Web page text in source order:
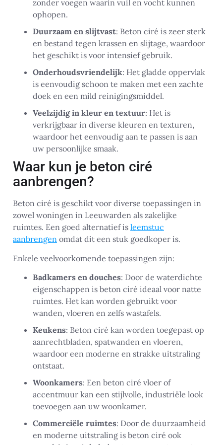
zonder voegen waarin vuil en vocht kunnen
ophopen.
Duurzaam en slijtvast: Beton ciré is zeer sterk
en bestand tegen krassen en slijtage, waardoor
het geschikt is voor intensief gebruik.
Onderhoudsvriendelijk: Het gladde oppervlak
is eenvoudig schoon te maken met een zachte
doek en een mild reinigingsmiddel.
Veelzijdig in kleur en textuur: Het is
verkrijgbaar in diverse kleuren en texturen,
waardoor het eenvoudig aan te passen is aan
uw persoonlijke smaak.
Waar kun je beton ciré
aanbrengen?
Beton ciré is geschikt voor diverse toepassingen in
zowel woningen in Leeuwarden als zakelijke
ruimtes. Een goed alternatief is leemstuc
aanbrengen omdat dit een stuk goedkoper is.
Enkele veelvoorkomende toepassingen zijn:
Badkamers en douches: Door de waterdichte
eigenschappen is beton ciré ideaal voor natte
ruimtes. Het kan worden gebruikt voor
wanden, vloeren en zelfs wastafels.
Keukens: Beton ciré kan worden toegepast op
aanrechtbladen, spatwanden en vloeren,
waardoor een moderne en strakke uitstraling
ontstaat.
Woonkamers: Een beton ciré vloer of
accentmuur kan een stijlvolle, industriële look
toevoegen aan uw woonkamer.
Commerciële ruimtes: Door de duurzaamheid
en moderne uitstraling is beton ciré ook